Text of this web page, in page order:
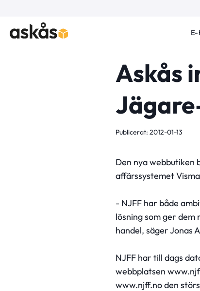
Askås
Publicerat: 2012-01-13
Den nya webbutiken
affärssystemet
- NJFF har både
lösning som ger
handel, säger Jonas
NJFF har till dags
webbplatsen
www.njff.no den